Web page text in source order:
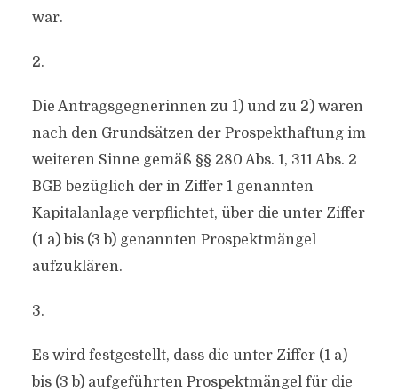
war.
2.
Die Antragsgegnerinnen zu 1) und zu 2) waren
nach den Grundsätzen der Prospekthaftung im
weiteren Sinne gemäß §§ 280 Abs. 1, 311 Abs. 2
BGB bezüglich der in Ziffer 1 genannten
Kapitalanlage verpflichtet, über die unter Ziffer
(1 a) bis (3 b) genannten Prospektmängel
aufzuklären.
3.
Es wird festgestellt, dass die unter Ziffer (1 a)
bis (3 b) aufgeführten Prospektmängel für die